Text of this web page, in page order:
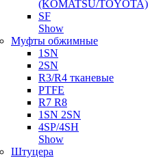
(KOMATSU/TOYOTA)
SF
Show
Муфты обжимные
1SN
2SN
R3/R4 тканевые
PTFE
R7 R8
1SN 2SN
4SP/4SH
Show
Штуцера